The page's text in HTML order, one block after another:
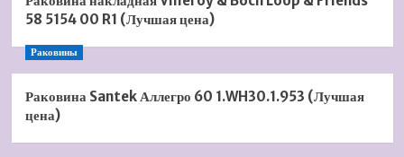
58 5154 00 R1 (Лучшая цена)
Раковины
Раковина Santek Аллегро 60 1.WH30.1.953 (Лучшая
цена)